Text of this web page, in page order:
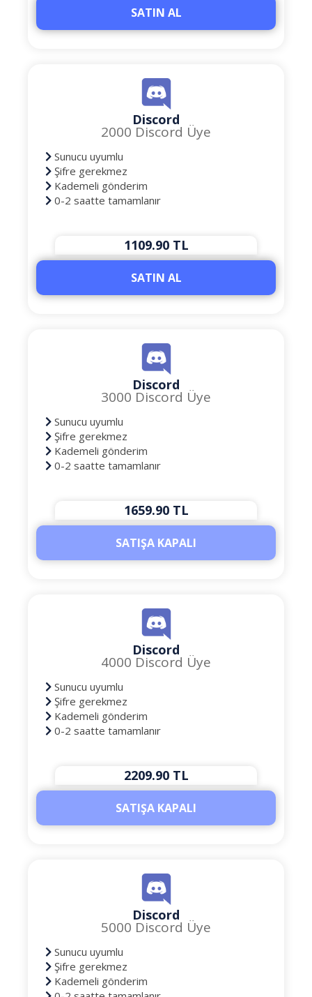
SATIN AL
Discord
2000 Discord Üye
Sunucu uyumlu
Şifre gerekmez
Kademeli gönderim
0-2 saatte tamamlanır
1109.90 TL
SATIN AL
Discord
3000 Discord Üye
Sunucu uyumlu
Şifre gerekmez
Kademeli gönderim
0-2 saatte tamamlanır
1659.90 TL
SATIŞA KAPALI
Discord
4000 Discord Üye
Sunucu uyumlu
Şifre gerekmez
Kademeli gönderim
0-2 saatte tamamlanır
2209.90 TL
SATIŞA KAPALI
Discord
5000 Discord Üye
Sunucu uyumlu
Şifre gerekmez
Kademeli gönderim